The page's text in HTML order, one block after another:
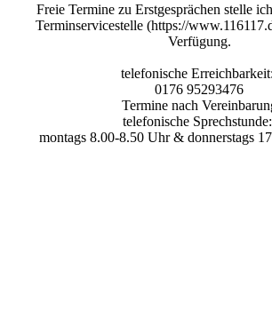
Freie Termine zu Erstgesprächen stelle
Terminservicestelle (https://
Verfügung.
telefonische Erreichbarkeit:
0176 95293476
Termine nach
telefonische Sprechstunde:
montags 8.00-8.50 Uhr & donnerstags